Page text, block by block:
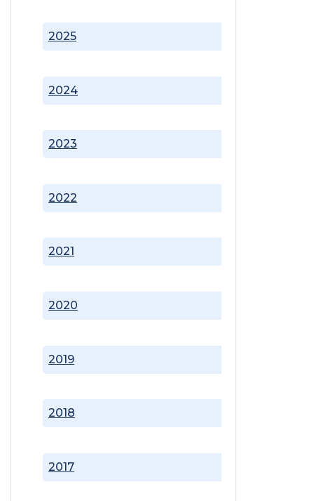
2017
2018
2019
2020
2021
2022
2023
2024
2025